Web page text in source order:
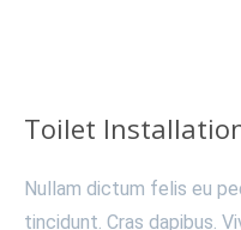
Toilet
Nullam dictum felis eu
tincidunt. Cras dapibus.